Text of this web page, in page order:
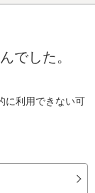
でした。
に利用できない可